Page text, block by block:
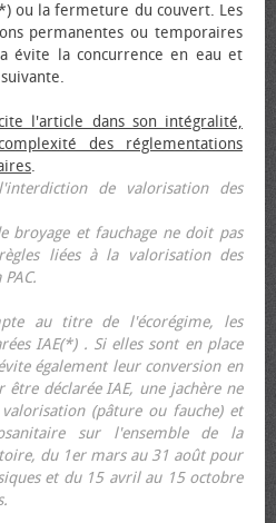
ou la fermeture du couvert. Les
permanentes ou temporaires
évite la concurrence en eau et
l'article dans son intégralité,
des réglementations
.
de valorisation des
broyage et fauchage ne doit pas
liées à la valorisation des
au titre de l'écorégime, les
IAE(*) . Si elles sont en place
également leur conversion en
déclarée IAE, une jachère ne
(pâture ou fauche) et
sur l'ensemble de la
du 1er mars au 31 août pour
et du 15 avril au 15 octobre